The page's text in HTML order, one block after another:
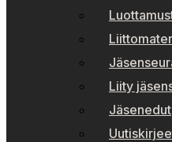
Liity
Jäsenedut